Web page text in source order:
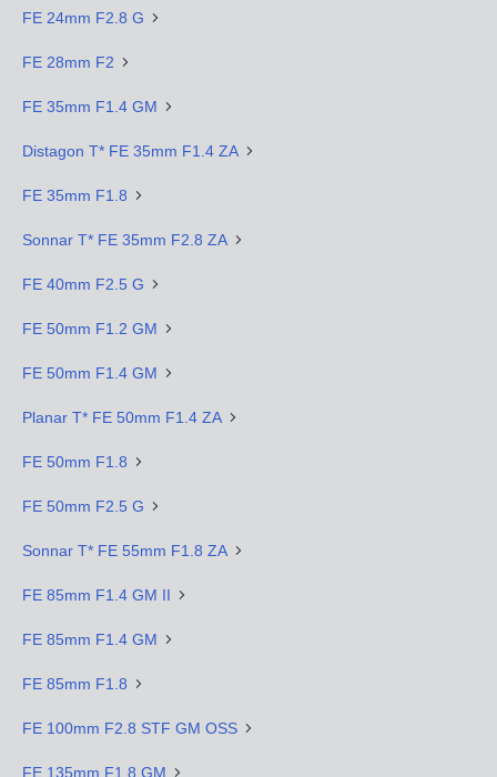
FE 24mm F2.8 G
FE 28mm F2
FE 35mm F1.4 GM
Distagon T* FE 35mm F1.4 ZA
FE 35mm F1.8
Sonnar T* FE 35mm F2.8 ZA
FE 40mm F2.5 G
FE 50mm F1.2 GM
FE 50mm F1.4 GM
Planar T* FE 50mm F1.4 ZA
FE 50mm F1.8
FE 50mm F2.5 G
Sonnar T* FE 55mm F1.8 ZA
FE 85mm F1.4 GM II
FE 85mm F1.4 GM
FE 85mm F1.8
FE 100mm F2.8 STF GM OSS
FE 135mm F1.8 GM